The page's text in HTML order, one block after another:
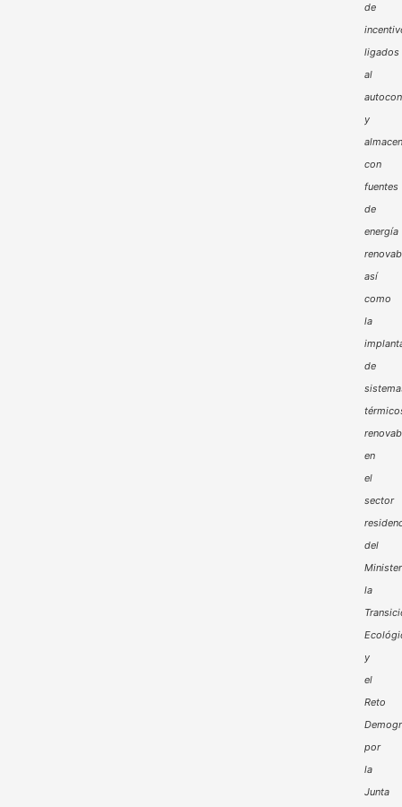
de
ligados
al
y
con
fuentes
de
energía
así
como
la
de
en
el
sector
del
la
y
el
Reto
por
la
Junta